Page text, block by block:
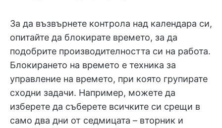
За да възвърнете контрола над календара си,
опитайте да блокирате времето, за да
подобрите производителността си на работа.
Блокирането на времето е техника за
управление на времето, при която групирате
сходни задачи. Например, можете да
изберете да съберете всичките си срещи в
само два дни от седмицата – вторник и